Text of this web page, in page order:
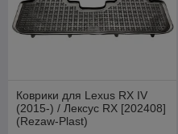
Коврики для Lexus RX IV
(2015-) / Лексус RX [202408]
(Rezaw-Plast)